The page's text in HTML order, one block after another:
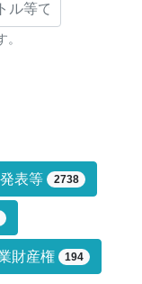
み条件で
表等 2738
財産権 194